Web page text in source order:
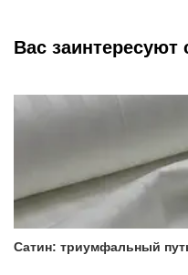
Вас заинтересуют
Сатин: триумфальный